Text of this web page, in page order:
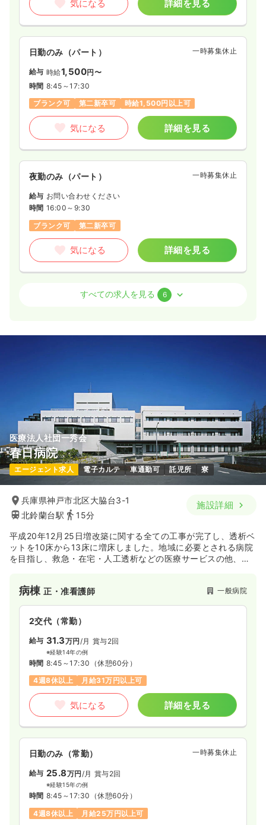
気になる 詳細を見る
日勤のみ（パート） 一時募集休止
給与 時給1,500円〜
時間 8:45～17:30
ブランク可
第二新卒可 時給1,500円以上可
気になる 詳細を見る
夜勤のみ（パート） 一時募集休止
給与 お問い合わせください
時間 16:00～9:30
ブランク可
第二新卒可
気になる 詳細を見る
正・准看護師
気になる 詳細を見る
2交代（常勤） 一時募集休止
給与 お問い合わせください
時間 8:45～17:30
ブランク可
第二新卒可
給与 時給1,500円
ブランク可
第二新卒可
気になる
夜勤のみ（パート） 一時募集休止
給与 お問い合わせください
ブランク可
第二新卒可
気になる
訪問看護正看護師
すべての求人を見る 6
医療法人社団一秀会
春日病院
エージェント求人 電子カルテ 車通勤可 託児所 寮
兵庫県神戸市北区大脇台3-1
北鈴蘭台駅
15分
施設詳細
平成20年12月25日増改築に関する全ての工事が完了し、透析ベ
ットを10床から13床に増床しました。地域に必要とされる病院
を目指し、救急・在宅・人工透析などの医療サービスの他、関
病棟正・准看護師 一般病院
2交代（常勤）
給与 31.3万円/月 賞与2回
※経験14年の例
時間 8:45～17:30 （休憩60分）
4週8休以上
月給31万円以上可
気になる 詳細を見る
日勤のみ（常勤） 一時募集休止
給与 25.8万円/月 賞与2回
※経験15年の例
時間 8:45～17:30 （休憩60分）
4週8休以上
月給25万円以上可